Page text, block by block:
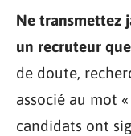
Ne transmettez
un recruteur
de doute,
associé au mot
candidats ont